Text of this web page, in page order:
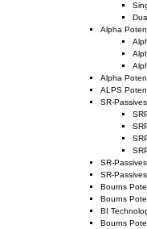
Alpha
Alpha
ALPS
SR-
SR-
SR-
Bourns
Bourns
BI
Bourns